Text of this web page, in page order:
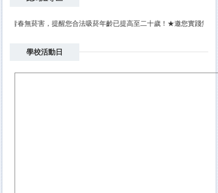
害，提醒您合法吸菸年齡已提高至二十歲！★邀您實踐無菸環境，
學校活動日